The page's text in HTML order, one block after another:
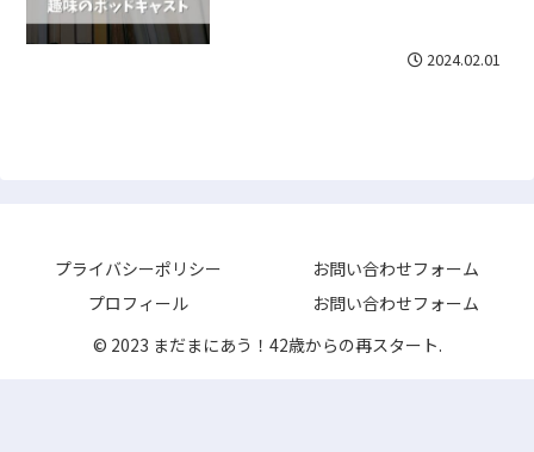
2024.02.01
プライバシーポリシー
お問い合わせフォーム
プロフィール
お問い合わせフォーム
© 2023 まだまにあう！42歳からの再スタート.